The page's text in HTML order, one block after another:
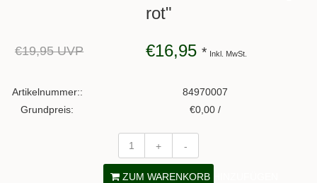
rot"
€16,95 *
€19,95 UVP Inkl. MwSt.
Artikelnummer::
84970007
Grundpreis:
€0,00 /
+ -
ZUM WARENKORB HINZUFÜGEN